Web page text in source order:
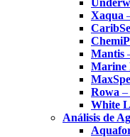
Xaqua
Mantis
Marine
Rowa –
White
Análisis de